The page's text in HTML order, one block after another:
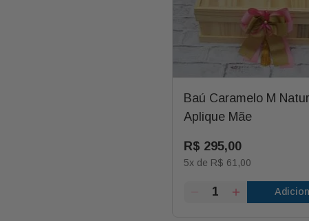
Baú Caramelo M
Aplique Mãe
R$ 295,00
5x de R$ 61 ,00